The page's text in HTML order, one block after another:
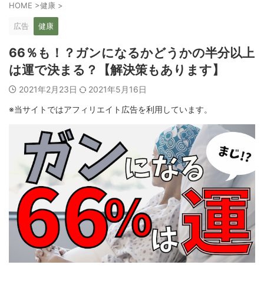
HOME >健康 >
広告 健康
66％も！？ガンになるかどうかの半分以上
は運で決まる？【解決策もあります】
2021年2月23日
2021年5月16日
※当サイトではアフィリエイト広告を利用しています。